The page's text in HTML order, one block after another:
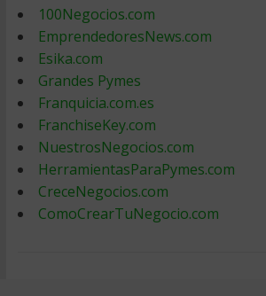
100Negocios.com
EmprendedoresNews.com
Esika.com
Grandes Pymes
Franquicia.com.es
FranchiseKey.com
NuestrosNegocios.com
HerramientasParaPymes.com
CreceNegocios.com
ComoCrearTuNegocio.com